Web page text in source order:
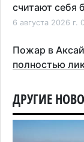
считают себя
6 августа 2026 г.
Пожар в
полностью
Минэкологии
в
ДРУГИЕ